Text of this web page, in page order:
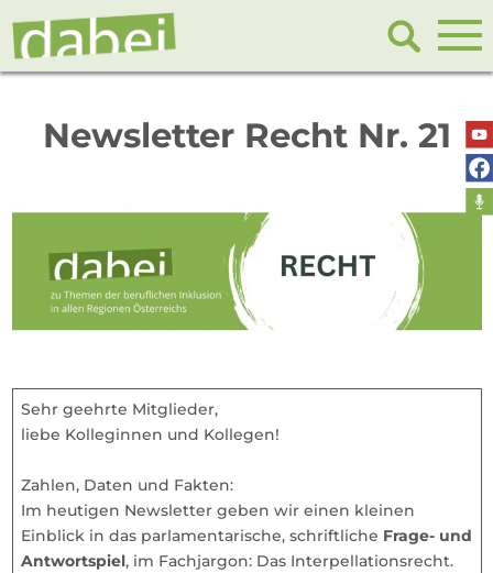
Newsletter Recht Nr. 21
Sehr geehrte Mitglieder,
liebe Kolleginnen und Kollegen!
Zahlen, Daten und Fakten:
Im heutigen Newsletter geben wir einen kleinen
Einblick in das parlamentarische, schriftliche Frage- und
Antwortspiel, im Fachjargon: Das Interpellationsrecht.